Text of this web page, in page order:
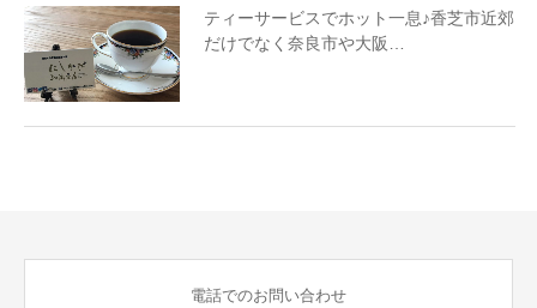
ティーサービスでホット一息♪香芝市近郊
だけでなく奈良市や大阪…
電話でのお問い合わせ